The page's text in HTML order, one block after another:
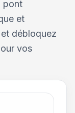
pont
et
débloquez
vos